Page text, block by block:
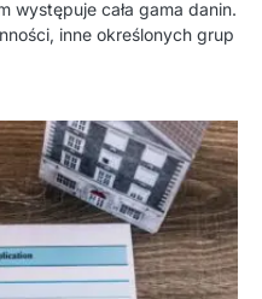
występuje cała gama danin.
inne określonych grup